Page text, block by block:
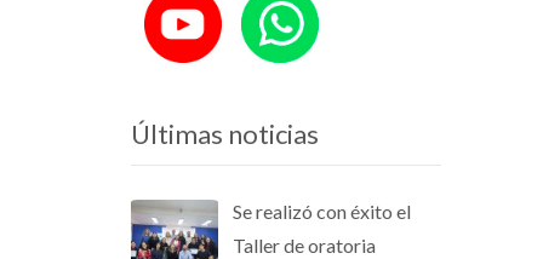
Últimas noticias
Se realizó con éxito el
Taller de oratoria